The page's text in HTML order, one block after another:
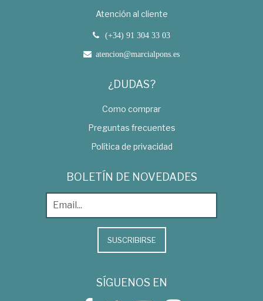
Atención al cliente
(+34) 91 304 33 03
atencion@marcialpons.es
¿DUDAS?
Como comprar
Preguntas frecuentes
Política de privacidad
BOLETÍN DE NOVEDADES
SUSCRIBIRSE
SÍGUENOS EN